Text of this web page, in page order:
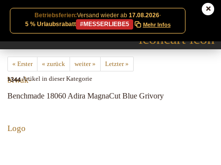
Betriebsferien:Versand wieder ab 17.08.2026·
5 % Urlaubsrabatt
#MESSERLIEBE5 Mehr Infos
« Erster « zurück weiter »
Letzter »
1344Artikel in dieser Kategorie
Benchmade 18060 Adira MagnaCut Blue Grivory